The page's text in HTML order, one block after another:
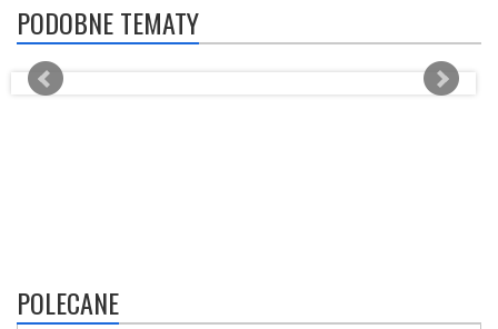
PODOBNE TEMATY
POLECANE